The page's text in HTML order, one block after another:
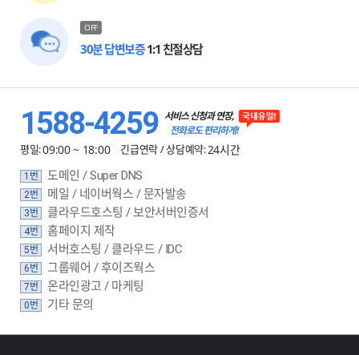
OFF
30분 답변보증1:1 친절상담
1588-4259 서비스 신청과 연장,
전화로도 편리하게!
평일:09:00 ~ 18:00 긴급연락 / 상담예약:24시간
1번 도메인 / Super DNS
2번 메일 / 네이버웍스 / 문자발송
3번 클라우드호스팅 / 보안서버인증서
4번 홈페이지 제작
5번 서버호스팅 / 클라우드 / IDC
6번 그룹웨어 / 후이즈웍스
7번 온라인광고 / 마케팅
0번 기타 문의